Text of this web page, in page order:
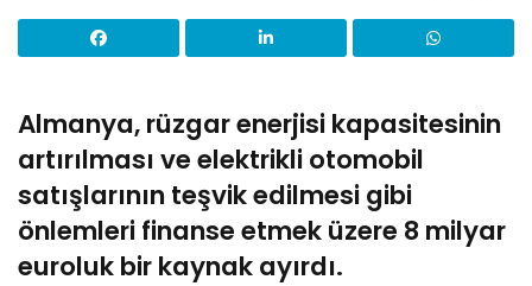
Almanya, rüzgar enerjisi kapasitesinin
artırılması ve elektrikli otomobil
satışlarının teşvik edilmesi gibi
önlemleri finanse etmek üzere 8 milyar
euroluk bir kaynak ayırdı.